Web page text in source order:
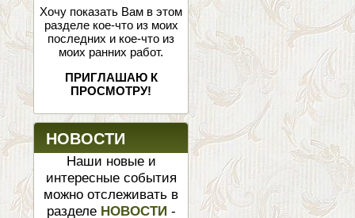
Хочу показать Вам в этом
разделе кое-что из моих
последних и кое-что из
моих ранних работ.
ПРИГЛАШАЮ К
ПРОСМОТРУ!
НОВОСТИ
Наши новые и
интересные события
можно отслеживать в
разделе НОВОСТИ -